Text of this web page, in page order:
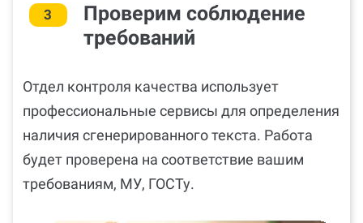
3
Проверим соблюдение
требований
Отдел контроля качества использует
профессиональные сервисы для определения
наличия сгенерированного текста. Работа
будет проверена на соответствие вашим
требованиям, МУ, ГОСТу.